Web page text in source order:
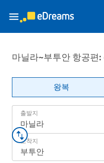
마닐라~부투안 항공
왕복
출발지
마닐라
도착지
부투안